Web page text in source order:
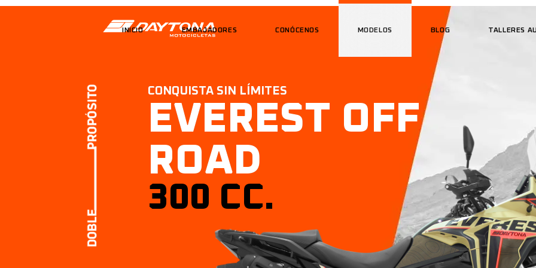
INICIO EMBAJADORES CONÓCENOS MODELOS BLOG TALLERES
CONQUISTA SIN LÍMITES
EVEREST OFF
ROAD
300 CC.